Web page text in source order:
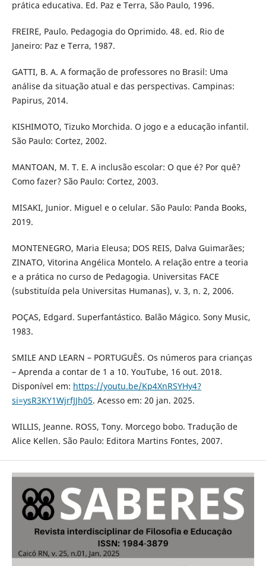
prática educativa. Ed. Paz e Terra, São Paulo, 1996.
FREIRE, Paulo. Pedagogia do Oprimido. 48. ed. Rio de
Janeiro: Paz e Terra, 1987.
GATTI, B. A. A formação de professores no Brasil: Uma
análise da situação atual e das perspectivas. Campinas:
Papirus, 2014.
KISHIMOTO, Tizuko Morchida. O jogo e a educação infantil.
São Paulo: Cortez, 2002.
MANTOAN, M. T. E. A inclusão escolar: O que é? Por quê?
Como fazer? São Paulo: Cortez, 2003.
MISAKI, Junior. Miguel e o celular. São Paulo: Panda Books,
2019.
MONTENEGRO, Maria Eleusa; DOS REIS, Dalva Guimarães;
ZINATO, Vitorina Angélica Montelo. A relação entre a teoria
e a prática no curso de Pedagogia. Universitas FACE
(substituída pela Universitas Humanas), v. 3, n. 2, 2006.
POÇAS, Edgard. Superfantástico. Balão Mágico. Sony Music,
1983.
SMILE AND LEARN – PORTUGUÊS. Os números para crianças
– Aprenda a contar de 1 a 10. YouTube, 16 out. 2018.
Disponível em: https://youtu.be/Kp4XnRSYHy4?
si=ysR3KY1WjrfJJh05. Acesso em: 20 jan. 2025.
WILLIS, Jeanne. ROSS, Tony. Morcego bobo. Tradução de
Alice Kellen. São Paulo: Editora Martins Fontes, 2007.